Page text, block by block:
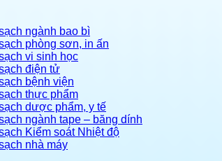
ngành bao bì
phòng sơn, in ấn
vi sinh học
điện tử
bệnh viện
thực phẩm
dược phẩm, y tế
ngành tape – băng dính
Kiểm soát Nhiệt độ
nhà máy